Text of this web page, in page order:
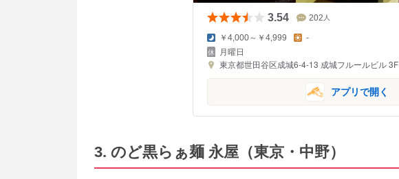
3.54 202 人
￥4,000～￥4,999 -
月曜日
東京都世田谷区成城6-4-13 成城フルールビル 3F
アプリで開く
3. のど黒らぁ麺 永屋（東京・中野）